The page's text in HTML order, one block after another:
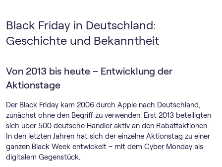
Black Friday in Deutschland:
Geschichte und Bekanntheit
Von 2013 bis heute – Entwicklung der
Aktionstage
Der Black Friday kam 2006 durch Apple nach Deutschland,
zunächst ohne den Begriff zu verwenden. Erst 2013 beteiligten
sich über 500 deutsche Händler aktiv an den Rabattaktionen.
In den letzten Jahren hat sich der einzelne Aktionstag zu einer
ganzen Black Week entwickelt – mit dem Cyber Monday als
digitalem Gegenstück.